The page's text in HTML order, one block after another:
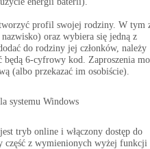
profil swojej rodziny. W tym
oraz wybiera się jedną z
do rodziny jej członków, należy
będą 6-cyfrowy kod. Zaproszenia
(albo przekazać im osobiście).
systemu Windows
tryb online i włączony dostęp do
część z wymienionych wyżej funkcji